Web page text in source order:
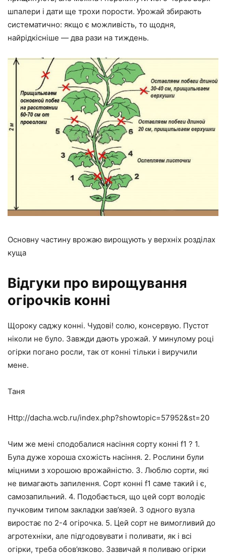
шпалери і дати ще трохи порости. Урожай збирають
систематично: якщо є можливість, то щодня,
найрідкісніше — два рази на тиждень.
Основну частину врожаю вирощують у верхніх розділах
куща
Відгуки про вирощування
огірочків конні
Щороку саджу конні. Чудові! солю, консервую. Пустот
ніколи не було. Завжди дають урожай. У минулому році
огірки погано росли, так от конні тільки і виручили
мене.
Таня
Http://dacha.wcb.ru/index.php?showtopic=57952&st=20
Чим же мені сподобалися насіння сорту конні f1 ? 1.
Була дуже хороша схожість насіння. 2. Рослини були
міцними з хорошою врожайністю. 3. Люблю сорти, які
не вимагають запилення. Сорт конні f1 саме такий і є,
самозапильний. 4. Подобається, що цей сорт володіє
пучковим типом закладки зав’язей. З одного вузла
виростає по 2-4 огірочка. 5. Цей сорт не вимогливий до
агротехніки, але підгодовувати і поливати, як і всі
огірки, треба обов’язково. Зазвичай я поливаю огірки